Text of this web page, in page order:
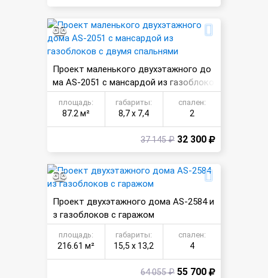
Проект маленького двухэтажного до
ма AS-2051 с мансардой из газоблоко
в с двумя спальнями
площадь:
87.2 м²
габариты:
8,7 х 7,4
спален:
2
37 145 ₽ 32 300
Проект двухэтажного дома AS-2584 и
з газоблоков с гаражом
площадь:
216.61 м²
габариты:
15,5 х 13,2
спален:
4
64 055 ₽ 55 700